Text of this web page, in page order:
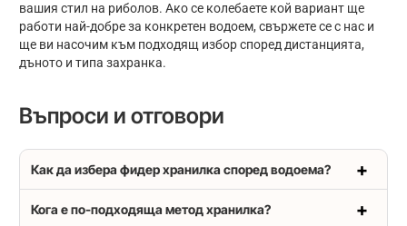
вашия стил на риболов. Ако се колебаете кой вариант ще
работи най-добре за конкретен водоем, свържете се с нас и
ще ви насочим към подходящ избор според дистанцията,
дъното и типа захранка.
Въпроси и отговори
Как да избера фидер хранилка според водоема?
Кога е по-подходяща метод хранилка?